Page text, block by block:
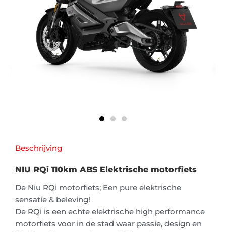
Beschrijving
NIU RQi 110km ABS Elektrische motorfiets
De Niu RQi motorfiets; Een pure elektrische
sensatie & beleving!
De RQi is een echte elektrische high performance
motorfiets voor in de stad waar passie, design en